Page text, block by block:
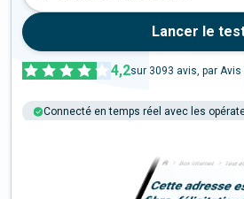
Lancer le
4,2sur 3093 avis, par
Connecté en temps réel avec les